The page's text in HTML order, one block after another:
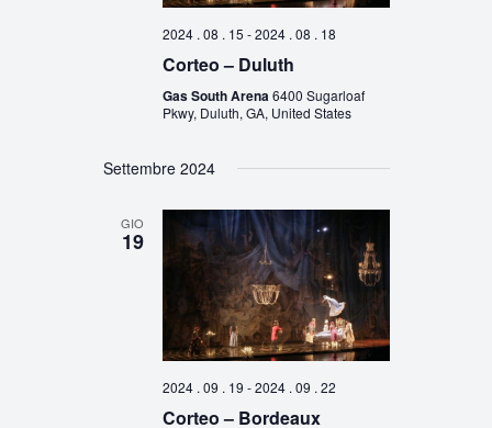
2024 . 08 . 15 -2024 . 08 . 18
Corteo – Duluth
Gas South Arena6400 Sugarloaf
Pkwy, Duluth, GA, United States
Settembre 2024
GIO
19
2024 . 09 . 19 -2024 . 09 . 22
Corteo – Bordeaux